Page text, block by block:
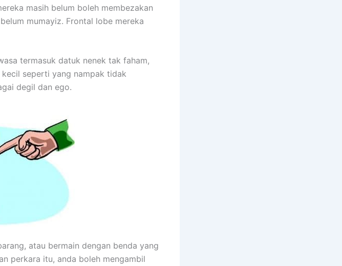
masih belum boleh membezakan
mumayiz. Frontal lobe mereka
termasuk datuk nenek tak faham,
seperti yang nampak tidak
degil dan ego.
atau bermain dengan benda yang
perkara itu, anda boleh mengambil